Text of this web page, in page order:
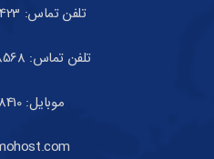
تلفن تماس: 28425423 – 021
تلفن تماس: 33488568 – 044
موبایل: 09193528410